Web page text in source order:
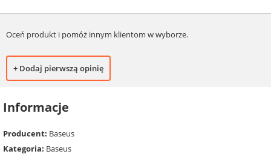
Oceń produkt i pomóż innym klientom w wyborze.
+ Dodaj pierwszą opinię
Informacje
Producent: Baseus
Kategoria: Baseus